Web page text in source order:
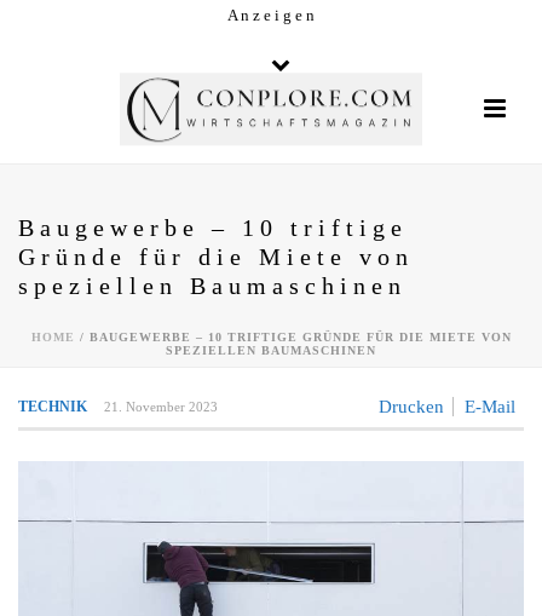
A n z e i g e n
Baugewerbe – 10 triftige
Gründe für die Miete von
speziellen Baumaschinen
HOME / BAUGEWERBE – 10 TRIFTIGE GRÜNDE FÜR DIE MIETE VON
SPEZIELLEN BAUMASCHINEN
Drucken E-Mail
TECHNIK 21. November 2023